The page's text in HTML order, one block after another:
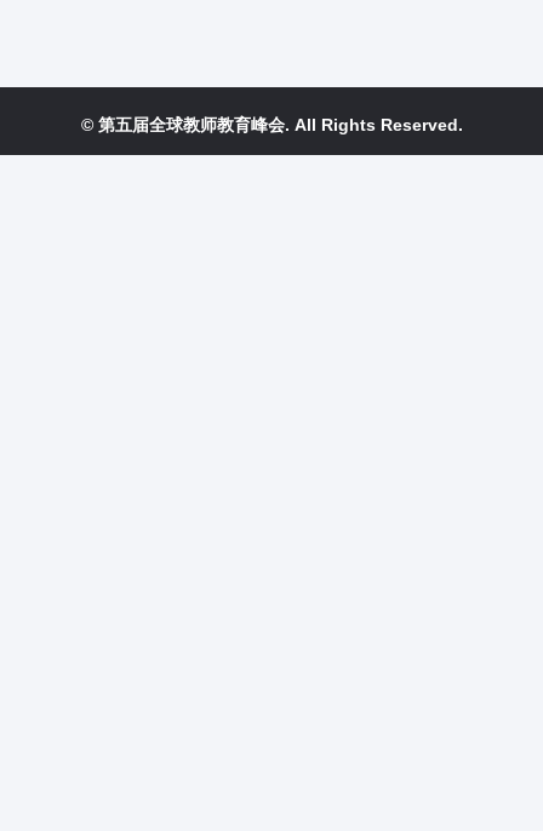
© 第五届全球教师教育峰会. All Rights Reserved.